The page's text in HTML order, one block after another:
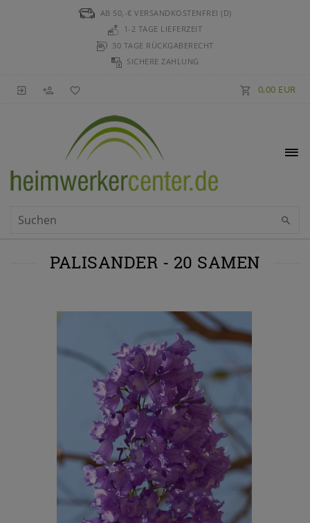
AB 50,-€ VERSANDKOSTENFREI (D)
1-2 TAGE LIEFERZEIT
30 TAGE RÜCKGABERECHT
SICHERE ZAHLUNG
0,00 EUR
PALISANDER - 20 SAMEN